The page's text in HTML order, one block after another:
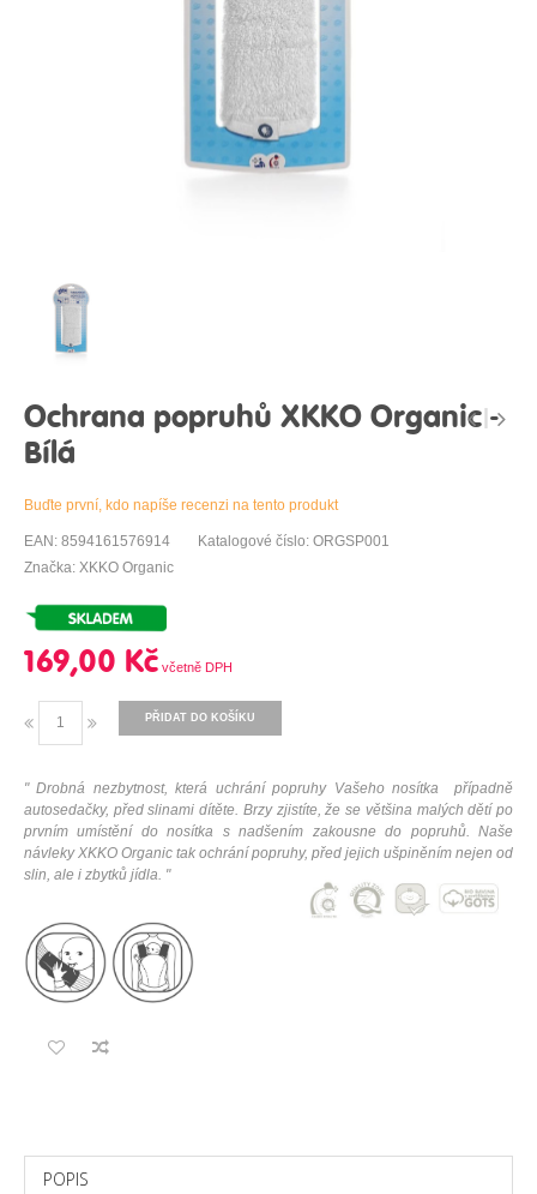
Ochrana popruhů XKKO Organic -
Bílá
Buďte první, kdo napíše recenzi na tento produkt
EAN: 8594161576914
Katalogové číslo: ORGSP001
Značka: XKKO Organic
169,00 Kč
PŘIDAT DO KOŠÍKU
"Drobná nezbytnost, která uchrání popruhy Vašeho nosítka případně
autosedačky, před slinami dítěte. Brzy zjistíte, že se většina malých dětí po
prvním umístění do nosítka s nadšením zakousne do popruhů. Naše
návleky XKKO Organic tak ochrání popruhy, před jejich ušpiněním nejen od
slin, ale i zbytků jídla. "
POPIS